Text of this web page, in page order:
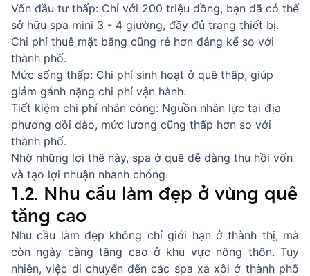
Vốn đầu tư thấp: Chỉ với 200 triệu đồng, bạn đã có thể
sở hữu spa mini 3 - 4 giường, đầy đủ trang thiết bị.
Chi phí thuê mặt bằng cũng rẻ hơn đáng kể so với
thành phố.
Mức sống thấp: Chi phí sinh hoạt ở quê thấp, giúp
giảm gánh nặng chi phí vận hành.
Tiết kiệm chi phí nhân công: Nguồn nhân lực tại địa
phương dồi dào, mức lương cũng thấp hơn so với
thành phố.
Nhờ những lợi thế này, spa ở quê dễ dàng thu hồi vốn
và tạo lợi nhuận nhanh chóng.
1.2. Nhu cầu làm đẹp ở vùng quê
tăng cao
Nhu cầu làm đẹp không chỉ giới hạn ở thành thị, mà
còn ngày càng tăng cao ở khu vực nông thôn. Tuy
nhiên, việc di chuyển đến các spa xa xôi ở thành phố